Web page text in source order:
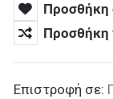
Προσθήκη
Προσθήκη
Επιστροφή σε: